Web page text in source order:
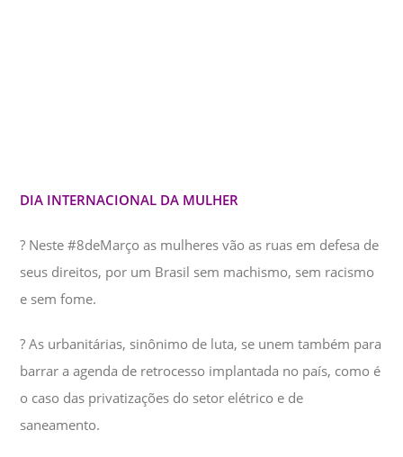
DIA INTERNACIONAL DA MULHER
? Neste #8deMarço as mulheres vão as ruas em defesa de
seus direitos, por um Brasil sem machismo, sem racismo
e sem fome.
? As urbanitárias, sinônimo de luta, se unem também para
barrar a agenda de retrocesso implantada no país, como é
o caso das privatizações do setor elétrico e de
saneamento.